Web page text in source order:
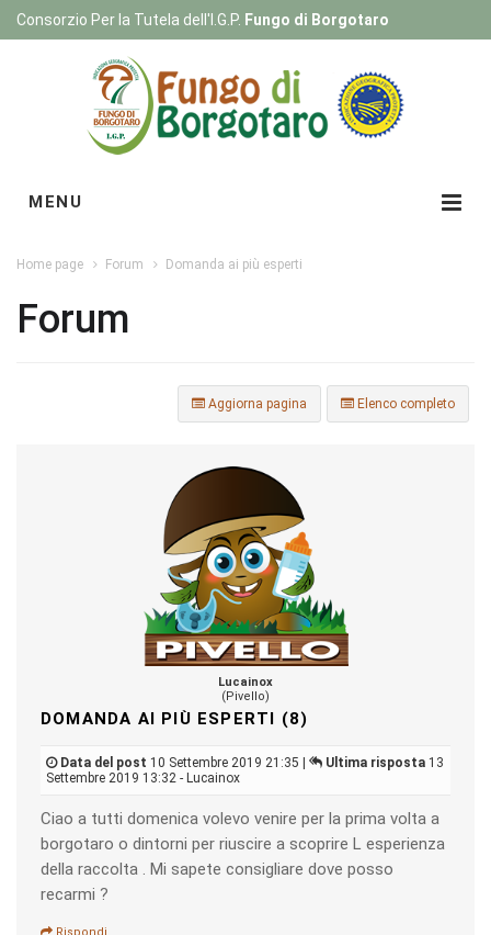
Consorzio Per la Tutela dell'I.G.P. Fungo di Borgotaro
MENU
Home page Forum Domanda ai più esperti
Forum
Elenco completo
Aggiorna pagina
Lucainox
(Pivello)
DOMANDA AI PIÙ ESPERTI (8)
Data del post 10 Settembre 2019 21:35 | Ultima risposta 13
Settembre 2019 13:32 - Lucainox
Ciao a tutti domenica volevo venire per la prima volta a
borgotaro o dintorni per riuscire a scoprire L esperienza
della raccolta . Mi sapete consigliare dove posso
recarmi ?
Rispondi